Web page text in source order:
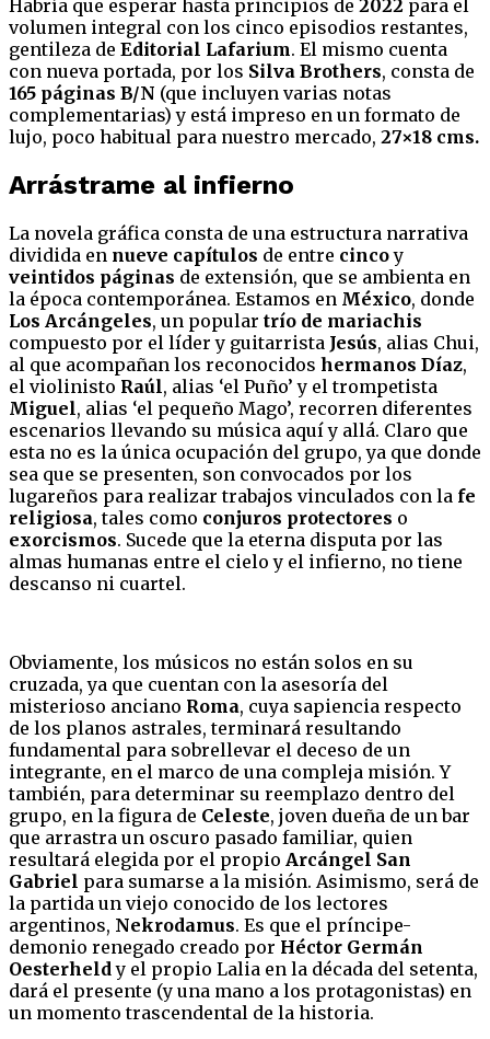
Habría que esperar hasta principios de 2022 para el
volumen integral con los cinco episodios restantes,
gentileza de Editorial Lafarium. El mismo cuenta
con nueva portada, por los Silva Brothers, consta de
165 páginas B/N (que incluyen varias notas
complementarias) y está impreso en un formato de
lujo, poco habitual para nuestro mercado, 27×18 cms.
Arrástrame al infierno
La novela gráfica consta de una estructura narrativa
dividida en nueve capítulos de entre cincoy
veintidos páginas de extensión, que se ambienta en
la época contemporánea. Estamos en México, donde
Los Arcángeles, un popular trío de mariachis
compuesto por el líder y guitarrista Jesús, alias Chui,
al que acompañan los reconocidos hermanos Díaz,
el violinisto Raúl, alias ‘el Puño’ y el trompetista
Miguel, alias ‘el pequeño Mago’, recorren diferentes
escenarios llevando su música aquí y allá. Claro que
esta no es la única ocupación del grupo, ya que donde
sea que se presenten, son convocados por los
lugareños para realizar trabajos vinculados con la fe
religiosa, tales como conjuros protectores o
exorcismos. Sucede que la eterna disputa por las
almas humanas entre el cielo y el infierno, no tiene
descanso ni cuartel.
Obviamente, los músicos no están solos en su
cruzada, ya que cuentan con la asesoría del
misterioso anciano Roma, cuya sapiencia respecto
de los planos astrales, terminará resultando
fundamental para sobrellevar el deceso de un
integrante, en el marco de una compleja misión. Y
también, para determinar su reemplazo dentro del
grupo, en la figura de Celeste, joven dueña de un bar
que arrastra un oscuro pasado familiar, quien
resultará elegida por el propio Arcángel San
Gabriel para sumarse a la misión. Asimismo, será de
la partida un viejo conocido de los lectores
argentinos, Nekrodamus. Es que el príncipe-
demonio renegado creado por Héctor Germán
Oesterheld y el propio Lalia en la década del setenta,
dará el presente (y una mano a los protagonistas) en
un momento trascendental de la historia.